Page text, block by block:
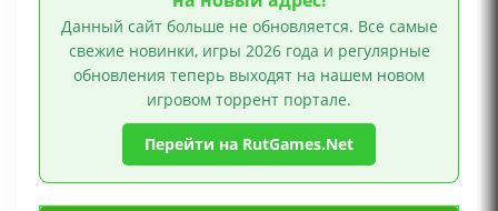
Данный сайт больше не обновляется. Все самые
свежие новинки, игры 2026 года и регулярные
обновления теперь выходят на нашем новом
игровом торрент портале.
Перейти на RutGames.Net